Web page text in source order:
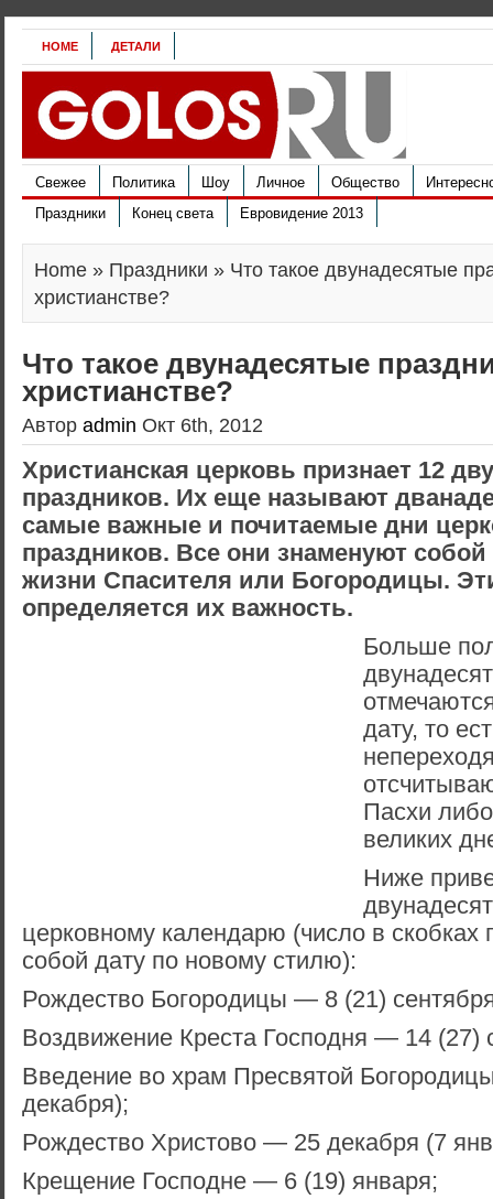
HOME ДЕТАЛИ
Свежее Политика Шоу Личное Общество
Праздники
Конец света Евровидение 2013
Home » Праздники » Что такое двунадесятые
христианстве?
Что такое двунадесятые
христианстве?
Автор admin Окт 6th, 2012
Христианская церковь признает 12
праздников. Их еще называют
самые важные и почитаемые дни
праздников. Все они знаменуют
жизни Спасителя или Богородицы.
определяется их важность.
Больше
дату, то
Пасхи
великих
Ниже
церковному календарю (число в скобках
собой дату по новому стилю):
Рождество Богородицы — 8 (21)
Воздвижение Креста Господня — 14 (27)
Введение во храм Пресвятой
декабря);
Рождество Христово — 25 декабря (7
Крещение Господне — 6 (19) января;